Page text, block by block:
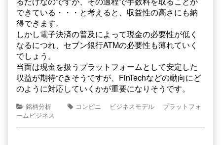
できている・・・と考えると、収益性の高さにも納
得できます。
しかし電子決済の普及によって現金の必要性が低く
なるにつれ、セブン銀行ATMの必要性も薄れていく
でしょう。
当面は現金を扱うプラットフォームとして安定した
収益が期待できそうですが、FinTechなどの動向にど
のように対応していくかが重要になりそうです。
銘柄分析 コンビニ ビジネスモデル
プラットフォ
ームビジネス